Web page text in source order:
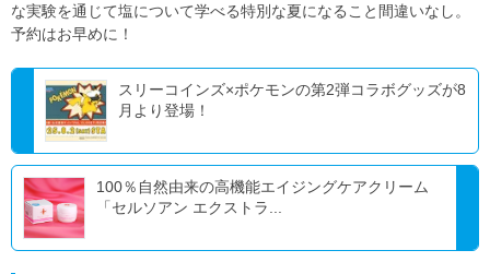
な実験を通じて塩について学べる特別な夏になること間違いなし。
予約はお早めに！
スリーコインズ×ポケモンの第2弾コラボグッズが8
月より登場！
100％自然由来の高機能エイジングケアクリーム
「セルソアン エクストラ...